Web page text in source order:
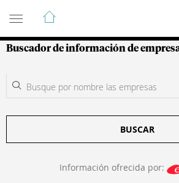
Guía de Empresas
Buscador de información de
BUSCAR
Información ofrecida por: